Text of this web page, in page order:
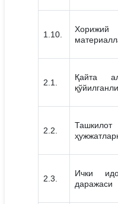
1.10.
2.1.
Қайта
2.2.
2.3.
Ички
даражаси